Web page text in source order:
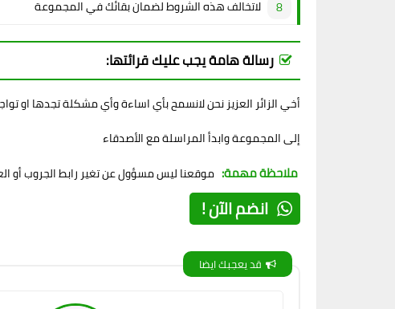
لاتخالف هذه الشروط لضمان بقائك في المجموعة
رسالة هامة يجب عليك قرائتها:
أخي الزائر العزيز نحن لانسمح بأي اساءة وأي مشكلة تجدها او
إلى المجموعة وابدأ المراسلة مع الأصدقاء
ملاحظة مهمة: موقعنا ليس مسؤول عن تغير رابط الجروب أو
انضم الآن !
قد يعجبك ايضا